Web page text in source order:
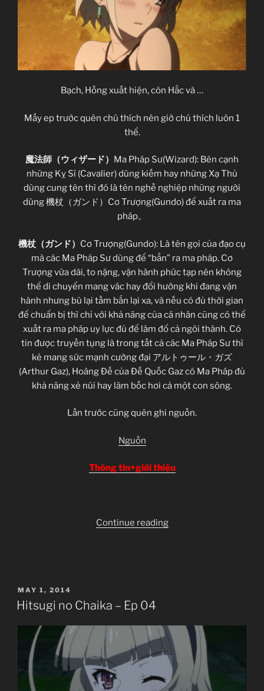
Bạch, Hồng xuất hiện, còn Hắc và …
Mấy ep trước quên chú thích nên giờ chú thích luôn 1
thể.
魔法師（ウィザード） Ma Pháp Sư(Wizard): Bên cạnh
những Kỵ Sĩ (Cavalier) dùng kiếm hay những Xạ Thủ
dùng cung tên thì đó là tên nghề nghiệp những người
dùng 機杖（ガンド）Cơ Trượng(Gundo) để xuất ra ma
pháp。
機杖（ガンド） Cơ Trượng(Gundo): Là tên gọi của đạo cụ
mà các Ma Pháp Sư dùng để “bắn” ra ma pháp. Cơ
Trượng vừa dài, to nặng, vận hành phức tạp nên không
thể di chuyển mang vác hay đổi hướng khi đang vận
hành nhưng bù lại tầm bắn lại xa, và nếu có đủ thời gian
để chuẩn bị thì chỉ với khả năng của cá nhân cũng có thể
xuất ra ma pháp uy lực đủ để làm đổ cả ngôi thành. Có
tin được truyền tụng là trong tất cả các Ma Pháp Sư thì
kẻ mang sức mạnh cường đại アルトゥール・ガズ
(Arthur Gaz), Hoàng Đế của Đế Quốc Gaz có Ma Pháp đủ
khả năng xẻ núi hay làm bốc hơi cả một con sông.
Lần trước cũng quên ghi nguồn.
Nguồn
Thông tin+giới thiệu
Continue reading“Hitsugi
POSTED
ON
MAY 1, 2014
Hitsugi no Chaika – Ep 04